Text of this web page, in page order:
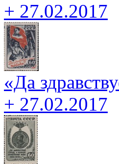
+ 27.02.2017
«Да
+ 27.02.2017